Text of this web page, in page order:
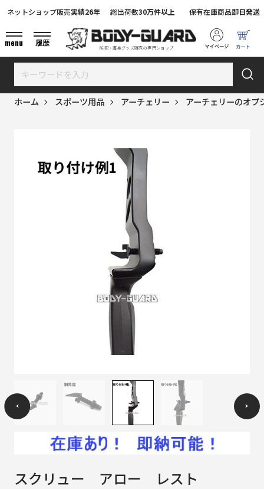
防犯・護身グッズ販売の専門ショップ
ネットショップ販売実績26年 総出荷数30万件以上 保有在庫商品即日発送
menu 履歴
ホーム スポーツ用品 アーチェリー アーチェリーのオプ
スクリュー アロー レスト